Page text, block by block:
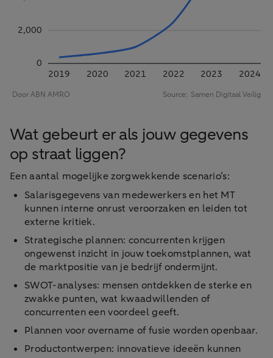
Wat gebeurt er als jouw gegevens
op straat liggen?
Een aantal mogelijke zorgwekkende scenario’s:
Salarisgegevens van medewerkers en het MT
kunnen interne onrust veroorzaken en leiden tot
externe kritiek.
Strategische plannen: concurrenten krijgen
ongewenst inzicht in jouw toekomstplannen, wat
de marktpositie van je bedrijf ondermijnt.
SWOT-analyses: mensen ontdekken de sterke en
zwakke punten, wat kwaadwillenden of
concurrenten een voordeel geeft.
Plannen voor overname of fusie worden openbaar.
Productontwerpen: innovatieve ideeën kunnen